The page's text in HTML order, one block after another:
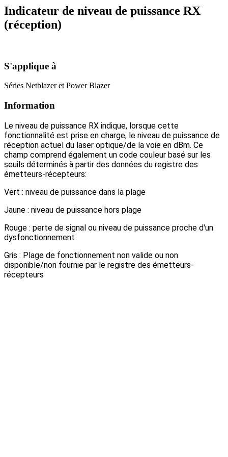
Indicateur de niveau de puissance RX
(réception)
S'applique à
Séries Netblazer et Power Blazer
Information
Le niveau de puissance RX indique, lorsque cette
fonctionnalité est prise en charge, le niveau de puissance de
réception actuel du laser optique/de la voie en dBm. Ce
champ comprend également un code couleur basé sur les
seuils déterminés à partir des données du registre des
émetteurs-récepteurs:
Vert : niveau de puissance dans la plage
Jaune : niveau de puissance hors plage
Rouge : perte de signal ou niveau de puissance proche d'un
dysfonctionnement
Gris : Plage de fonctionnement non valide ou non
disponible/non fournie par le registre des émetteurs-
récepteurs